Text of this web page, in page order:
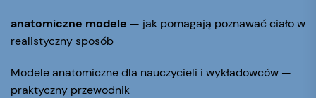
anatomiczne modele — jak pomagają poznawać ciało w
realistyczny sposób
Modele anatomiczne dla nauczycieli i wykładowców —
praktyczny przewodnik